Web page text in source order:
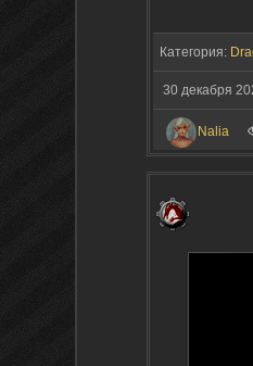
Категория:
30 декабря
Nalia